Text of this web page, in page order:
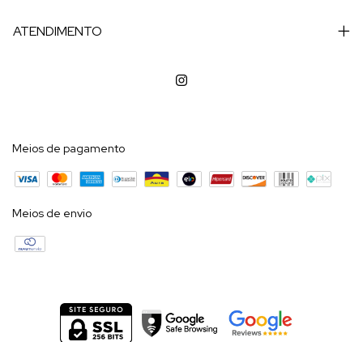
ATENDIMENTO
Meios de pagamento
Meios de envio